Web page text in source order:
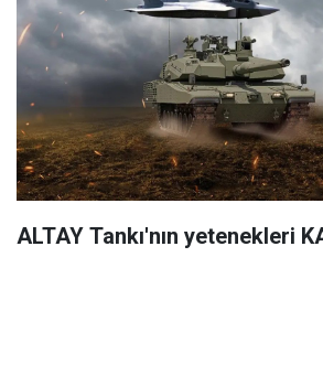
ALTAY Tankı'nın yetenekleri